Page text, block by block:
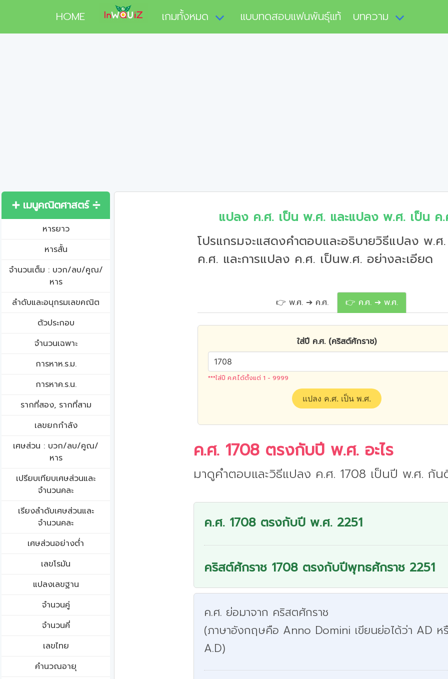
HOME เกมทั้งหมด แบบทดสอบแฟนพันธุ์แท้ บทความ
➕ เมนูคณิตศาสตร์ ➗
หารยาว
หารสั้น
จำนวนเต็ม : บวก/ลบ/คูณ/
หาร
ลำดับและอนุกรมเลขคณิต
ตัวประกอบ
จำนวนเฉพาะ
การหาห.ร.ม.
การหาค.ร.น.
รากที่สอง, รากที่สาม
เลขยกกำลัง
เศษส่วน : บวก/ลบ/คูณ/
หาร
เปรียบเทียบเศษส่วนและ
จำนวนคละ
เรียงลำดับเศษส่วนและ
จำนวนคละ
เศษส่วนอย่างต่ำ
เลขโรมัน
แปลงเลขฐาน
จำนวนคู่
จำนวนคี่
เลขไทย
คำนวณอายุ
แปลง ค.ศ. เป็น พ.ศ. และแปลง พ.ศ. เป็น ค.
โปรแกรมจะแสดงคำตอบและอธิบายวิธีแปลง พ.ศ
ค.ศ. และการแปลง ค.ศ. เป็นพ.ศ. อย่างละเอียด
👉 พ.ศ. ➔ ค.ศ. 👉 ค.ศ. ➔ พ.ศ.
ใส่ปี ค.ศ. (คริสต์ศักราช)
***ใส่ปี ค.ศ.ได้ตั้งแต่ 1 - 9999
แปลง ค.ศ. เป็น พ.ศ.
ค.ศ. 1708 ตรงกับปี พ.ศ. อะไร
มาดูคำตอบและวิธีแปลง ค.ศ. 1708 เป็นปี พ.ศ. กัน
ค.ศ. 1708 ตรงกับปี พ.ศ. 2251
คริสต์ศักราช 1708 ตรงกับปีพุทธศักราช 2251
ค.ศ. ย่อมาจาก คริสตศักราช
(ภาษาอังกฤษคือ Anno Domini เขียนย่อได้ว่า AD ห
A.D)